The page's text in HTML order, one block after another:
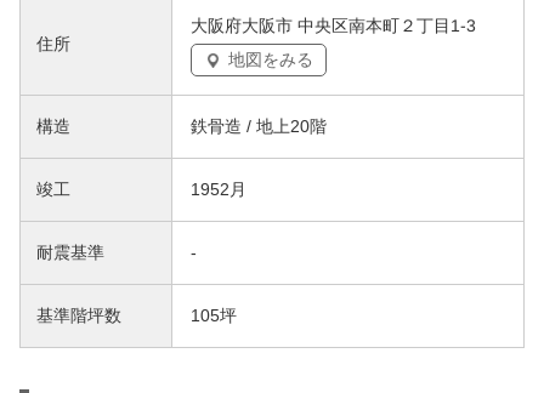
住所
大阪府大阪市 中央区南本町２丁目1-3
地図をみる
構造 鉄骨造 / 地上20階
竣工 1952月
耐震基準 -
基準階坪数 105坪